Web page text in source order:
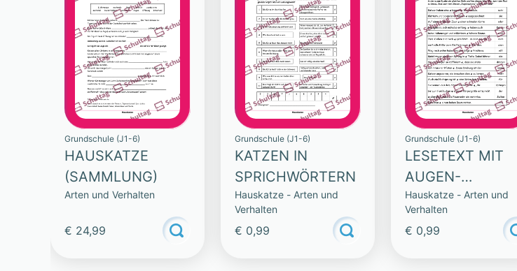
Grundschule (J1-6)
HAUSKATZE
(SAMMLUNG)
Arten und Verhalten
€ 24,99
Grundschule (J1-6)
KATZEN IN
SPRICHWÖRTERN
Hauskatze - Arten und
Verhalten
€ 0,99
Grundschule (J1-6)
LESETEXT MIT
AUGEN-
KATZENSPRUNG
Hauskatze - Arten und
Verhalten
€ 0,99